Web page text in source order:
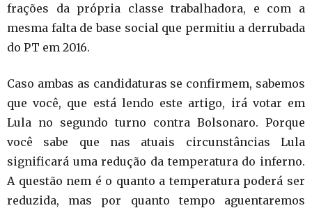
frações da própria classe trabalhadora, e com a
mesma falta de base social que permitiu a derrubada
do PT em 2016.
Caso ambas as candidaturas se confirmem, sabemos
que você, que está lendo este artigo, irá votar em
Lula no segundo turno contra Bolsonaro. Porque
você sabe que nas atuais circunstâncias Lula
significará uma redução da temperatura do inferno.
A questão nem é o quanto a temperatura poderá ser
reduzida, mas por quanto tempo aguentaremos